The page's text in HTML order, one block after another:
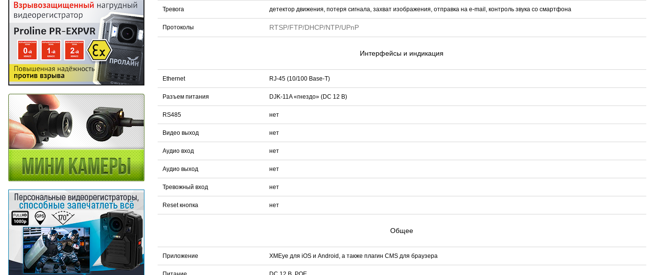
Тревога детектор движения, потеря сигнала, захват изображения, отправка на e-mail, контроль звука со смартфона
Протоколы RTSP/FTP/DHCP/NTP/UPnP
Интерфейсы и индикация
Ethernet RJ-45 (10/100 Base-T)
Разъем питания DJK-11A «гнездо» (DC 12 В)
RS485 нет
Видео выход нет
Аудио вход нет
Аудио выход нет
Тревожный вход нет
Reset кнопка нет
Общее
Приложение XMEye для iOS и Android, а также плагин CMS для браузера